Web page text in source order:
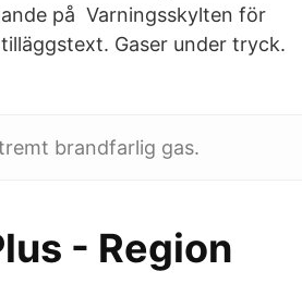
på Varningsskylten för
Gaser under tryck.
brandfarlig gas.
- Region